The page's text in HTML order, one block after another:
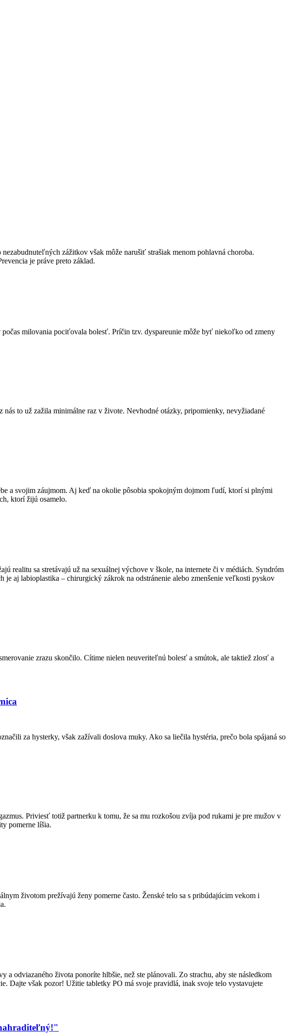
zážitkov však môže narušiť strašiak menom pohlavná choroba.
je práve preto základ.
milovania pociťovala bolesť. Príčin tzv. dyspareunie môže byť niekoľko od zmeny
nás to už zažila minimálne raz v živote. Nevhodné otázky, pripomienky, nevyžiadané
a svojim záujmom. Aj keď na okolie pôsobia spokojným dojmom ľudí, ktorí si plnými
ktorí žijú osamelo.
realitu sa stretávajú už na sexuálnej výchove v škole, na internete či v médiách. Syndróm
je aj labioplastika – chirurgický zákrok na odstránenie alebo zmenšenie veľkosti pyskov
zrazu skončilo. Cítime nielen neuveriteľnú bolesť a smútok, ale taktiež zlosť a
za hysterky, však zažívali doslova muky. Ako sa liečila hystéria, prečo bola spájaná so
Priviesť totiž partnerku k tomu, že sa mu rozkošou zvíja pod rukami je pre mužov v
pomerne líšia.
životom prežívajú ženy pomerne často. Ženské telo sa s pribúdajúcim vekom i
a odviazaného života ponoríte hlbšie, než ste plánovali. Zo strachu, aby ste následkom
Dajte však pozor! Užitie tabletky PO má svoje pravidlá, inak svoje telo vystavujete